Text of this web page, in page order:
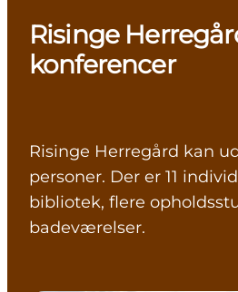
Oplevelser
Outdoor
Mad og drikke
Risinge
konferencer
Risinge Herregård kan
personer. Der er 11
bibliotek, flere
badeværelser.